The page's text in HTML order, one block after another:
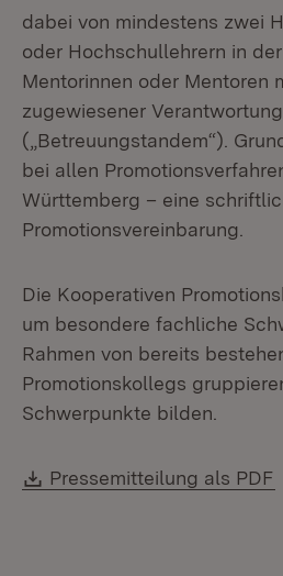
dabei von mindestens zwei
oder Hochschullehrern in
Mentorinnen oder Mentoren
zugewiesener
(„Betreuungstandem“).
bei allen
Württemberg – eine
Promotionsvereinbarung.
Die Kooperativen
um besondere fachliche
Rahmen von bereits
Promotionskollegs
Schwerpunkte bilden.
Download:
Pressemitteilung als PDF